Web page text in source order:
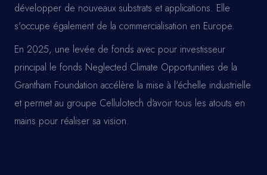
développer de nouveaux substrats et applications. Elle
s'occupe également de la commercialisation en Europe.
En 2025, une levée de fonds avec pour investisseur
principal le fonds Neglected Climate Opportunities de la
Grantham Foundation accélère la mise à l'échelle industrielle
et permet au groupe Cellulotech d'avoir tous les atouts en
mains pour réaliser sa vision.